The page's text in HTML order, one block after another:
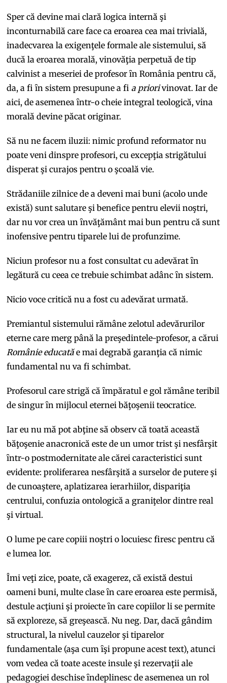
Sper că devine mai clară logica internă şi
inconturnabilă care face ca eroarea cea mai trivială,
inadecvarea la exigenţele formale ale sistemului, să
ducă la eroarea morală, vinovăţia perpetuă de tip
calvinist a meseriei de profesor ȋn România pentru că,
da, a fi ȋn sistem presupune a fia priorivinovat. Iar de
aici, de asemenea ȋntr-o cheie integral teologică, vina
morală devine păcat originar.
Să nu ne facem iluzii: nimic profund reformator nu
poate veni dinspre profesori, cu excepţia strigătului
disperat şi curajos pentru o şcoală vie.
Strădaniile zilnice de a deveni mai buni (acolo unde
există) sunt salutare şi benefice pentru elevii noştri,
dar nu vor crea un ȋnvăţământ mai bun pentru că sunt
inofensive pentru tiparele lui de profunzime.
Niciun profesor nu a fost consultat cu adevărat ȋn
legătură cu ceea ce trebuie schimbat adânc ȋn sistem.
Nicio voce critică nu a fost cu adevărat urmată.
Premiantul sistemului rămâne zelotul adevărurilor
eterne care merg până la preşedintele-profesor, a cărui
Românie educatăe mai degrabă garanţia că nimic
fundamental nu va fi schimbat.
Profesorul care strigă că ȋmpăratul e gol rămâne teribil
de singur ȋn mijlocul eternei băţoşenii teocratice.
Iar eu nu mă pot abţine să observ că toată această
băţoşenie anacronică este de un umor trist şi nesfârşit
ȋntr-o postmodernitate ale cărei caracteristici sunt
evidente: proliferarea nesfârşită a surselor de putere şi
de cunoaştere, aplatizarea ierarhiilor, dispariţia
centrului, confuzia ontologică a graniţelor dintre real
şi virtual.
O lume pe care copiii noştri o locuiesc firesc pentru că
e lumea lor.
Îmi veţi zice, poate, că exagerez, că există destui
oameni buni, multe clase ȋn care eroarea este permisă,
destule acţiuni şi proiecte ȋn care copiilor li se permite
să exploreze, să greşească. Nu neg. Dar, dacă gândim
structural, la nivelul cauzelor şi tiparelor
fundamentale (aşa cum ȋşi propune acest text), atunci
vom vedea că toate aceste insule şi rezervaţii ale
pedagogiei deschise ȋndeplinesc de asemenea un rol